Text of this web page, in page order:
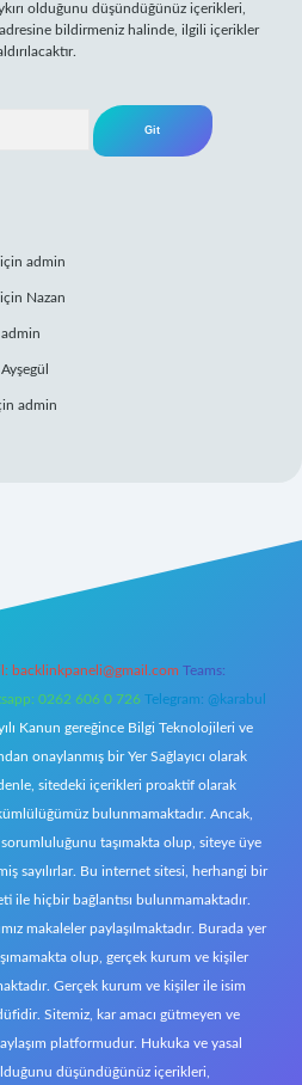
olduğunu düşündüğünüz içerikleri,
adresine bildirmeniz halinde, ilgili içerikler
admin
Nazan
admin
Ayşegül
admin
backlinkpaneli@gmail.com Teams:
0262 606 0 726 Telegram: @karabul
Kanun gereğince Bilgi Teknolojileri ve
onaylanmış bir Yer Sağlayıcı olarak
sitedeki içerikleri proaktif olarak
bulunmamaktadır. Ancak,
taşımakta olup, siteye üye
sayılırlar. Bu internet sitesi, herhangi bir
ile hiçbir bağlantısı bulunmamaktadır.
makaleler paylaşılmaktadır. Burada yer
olup, gerçek kurum ve kişiler
Gerçek kurum ve kişiler ile isim
Sitemiz, kar amacı gütmeyen ve
platformudur. Hukuka ve yasal
düşündüğünüz içerikleri,